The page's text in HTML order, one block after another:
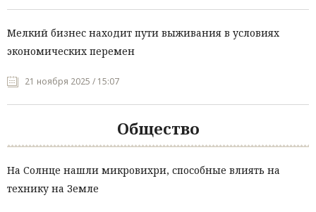
Мелкий бизнес находит пути выживания в условиях
экономических перемен
21 ноября 2025 / 15:07
Общество
На Солнце нашли микровихри, способные влиять на
технику на Земле